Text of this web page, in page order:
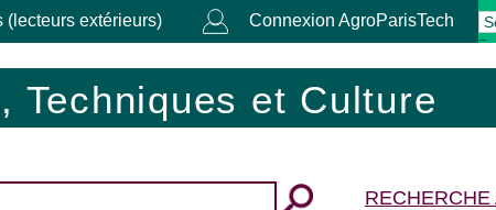
(lecteurs extérieurs) Connexion AgroParisTech
Techniques et Culture
RECHERCHE